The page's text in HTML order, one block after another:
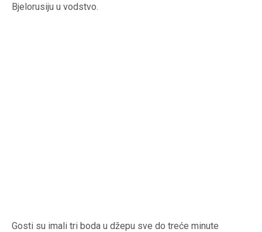
Bjelorusiju u vodstvo.
Gosti su imali tri boda u džepu sve do treće minute